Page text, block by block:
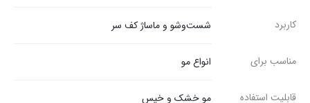
کاربرد شست‌وشو و ماساژ کف سر
مناسب برای انواع مو
قابلیت استفاده مو خشک و خیس